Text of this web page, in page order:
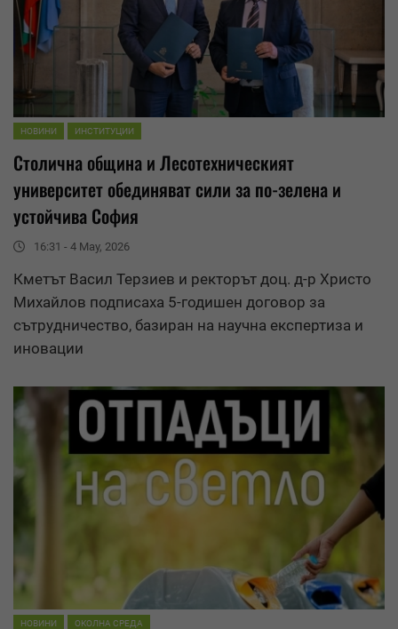
НОВИНИ ИНСТИТУЦИИ
Столична община и Лесотехническият
университет обединяват сили за по-зелена и
устойчива София
16:31 - 4 May, 2026
Кметът Васил Терзиев и ректорът доц. д-р Христо
Михайлов подписаха 5-годишен договор за
сътрудничество, базиран на научна експертиза и
иновации
НОВИНИ ОКОЛНА СРЕДА